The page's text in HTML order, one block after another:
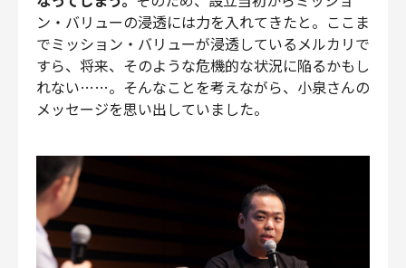
ン・バリューの浸透には力を入れてきたと。ここま
でミッション・バリューが浸透しているメルカリで
すら、将来、そのような危機的な状況に陥るかもし
れない……。そんなことを考えながら、小泉さんの
メッセージを思い出していました。